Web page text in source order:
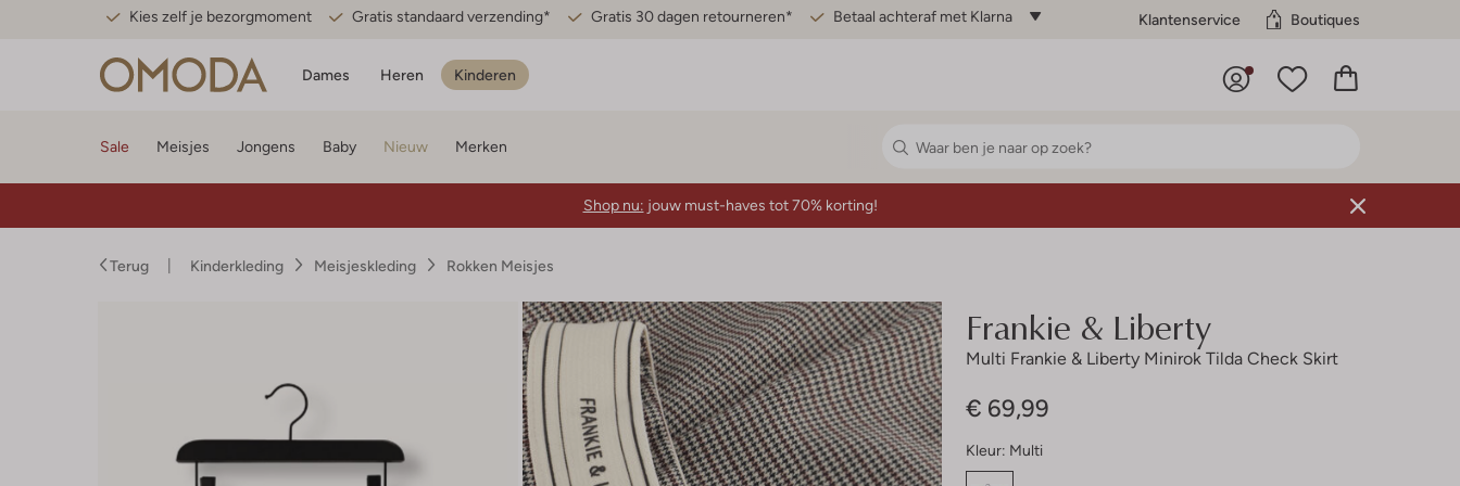
Kies zelf je bezorgmoment Gratis standaard verzending* Gratis 30 dagen retourneren* Betaal achteraf met Klarna Klantenservice Boutiques
Dames Heren Kinderen
Sale Meisjes Jongens Baby Nieuw Merken
Shop nu: jouw must-haves tot 70% korting!
Terug Kinderkleding Meisjeskleding Rokken Meisjes
Frankie & Liberty
Multi Frankie & Liberty Minirok Tilda Check Skirt
€ 69,99
Kleur: Multi